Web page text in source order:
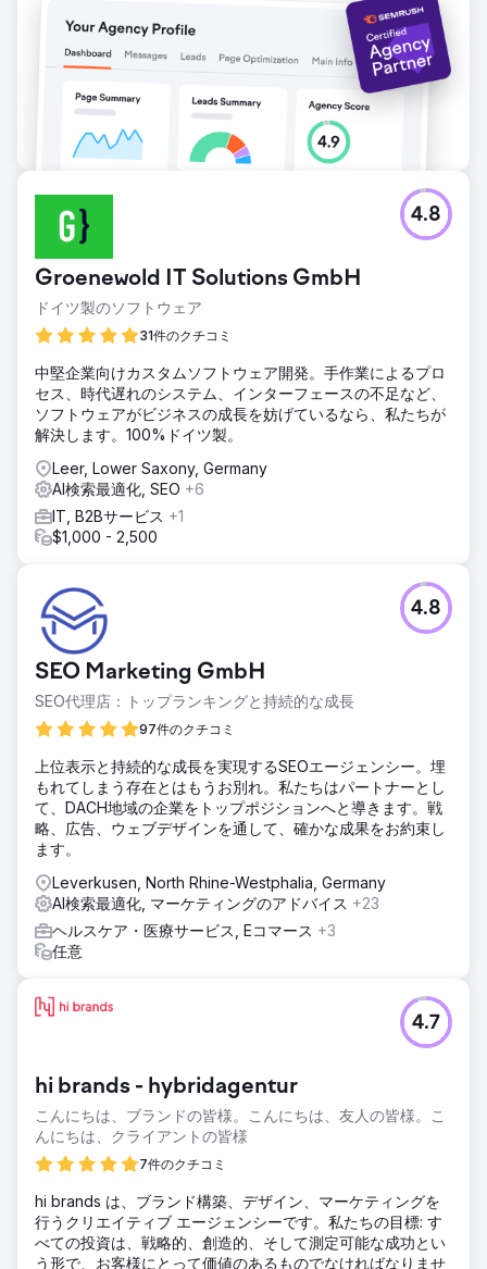
Groenewold IT Solutions GmbH
ドイツ製のソフトウェア
31件のクチコミ
4.8
中堅企業向けカスタムソフトウェア開発。手作業によるプロ
セス、時代遅れのシステム、インターフェースの不足など、
ソフトウェアがビジネスの成長を妨げているなら、私たちが
解決します。100%ドイツ製。
Leer, Lower Saxony, Germany
AI検索最適化, SEO +6
IT, B2Bサービス +1
$1,000 - 2,500
SEO Marketing GmbH
SEO代理店：トップランキングと持続的な成長
97件のクチコミ
4.8
上位表示と持続的な成長を実現するSEOエージェンシー。埋
もれてしまう存在とはもうお別れ。私たちはパートナーとし
て、DACH地域の企業をトップポジションへと導きます。戦
略、広告、ウェブデザインを通して、確かな成果をお約束し
ます。
Leverkusen, North Rhine-Westphalia, Germany
AI検索最適化, マーケティングのアドバイス +23
ヘルスケア・医療サービス, Eコマース +3
任意
hi brands - hybridagentur
こんにちは、ブランドの皆様。こんにちは、友人の皆様。こ
んにちは、クライアントの皆様
7件のクチコミ
4.7
hi brands は、ブランド構築、デザイン、マーケティングを
行うクリエイティブ エージェンシーです。私たちの目標: す
べての投資は、戦略的、創造的、そして測定可能な成功とい
う形で、お客様にとって価値のあるものでなければなりませ